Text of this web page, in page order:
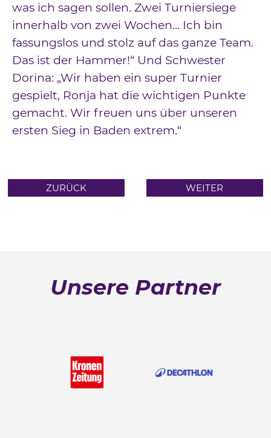
was ich sagen sollen. Zwei Turniersiege
innerhalb von zwei Wochen… Ich bin
fassungslos und stolz auf das ganze Team.
Das ist der Hammer!“ Und Schwester
Dorina: „Wir haben ein super Turnier
gespielt, Ronja hat die wichtigen Punkte
gemacht. Wir freuen uns über unseren
ersten Sieg in Baden extrem.“
ZURÜCK WEITER
Unsere Partner